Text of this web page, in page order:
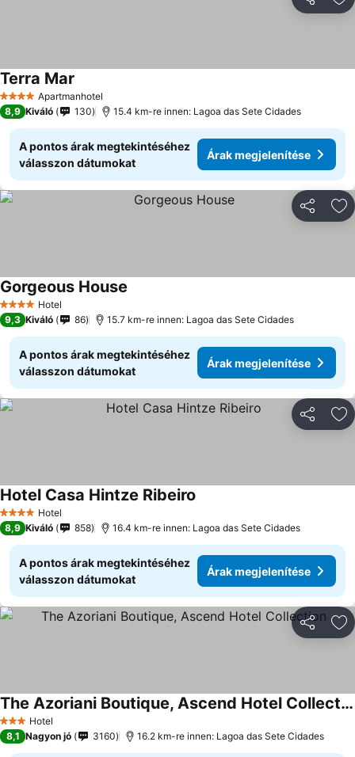
4 KategóriaApartmanhotel
Terra Mar
8,9 Kiváló 130 15.4 km-re innen: Lagoa das Sete Cidades
A pontos árak megtekintéséhez
válasszon dátumokat
Árak megjelenítése
4 KategóriaHotel
Gorgeous House
9,3 Kiváló 86 15.7 km-re innen: Lagoa das Sete Cidades
A pontos árak megtekintéséhez
válasszon dátumokat
Árak megjelenítése
4 KategóriaHotel
Hotel Casa Hintze Ribeiro
8,9 Kiváló 858 16.4 km-re innen: Lagoa das Sete Cidades
A pontos árak megtekintéséhez
válasszon dátumokat
Árak megjelenítése
3 Kategória
Hotel
The Azoriani Boutique, Ascend Hotel Collection
8,1 Nagyon jó 3160 16.2 km-re innen: Lagoa das Sete Cidades